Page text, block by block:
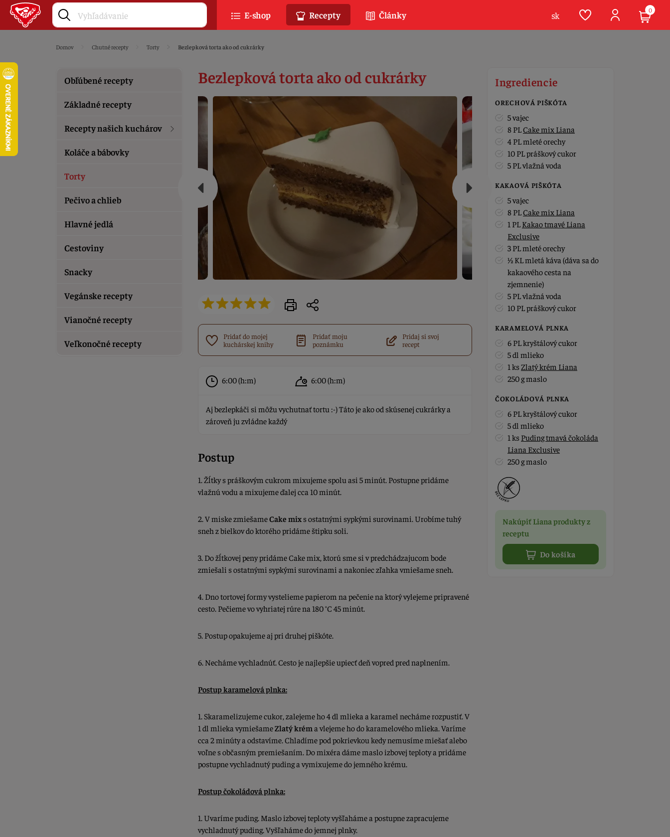
Domov Chutné recepty Torty Bezlepková torta ako od cukrárky
Obľúbené recepty
Základné recepty
Recepty našich kuchárov
Koláče a bábovky
Torty
Pečivo a chlieb
Hlavné jedlá
Cestoviny
Snacky
Vegánske recepty
Vianočné recepty
Veľkonočné recepty
Bezlepková torta ako od cukrárky
Pridať do mojej
kuchárskej knihy
Pridať moju
poznámku
Pridaj si svoj
recept
6:00(h:m) 6:00(h:m)
Aj bezlepkáči si môžu vychutnať tortu :-) Táto je ako od skúsenej cukrárky a
zároveň ju zvládne každý
Postup
1. Žĺtky s práškovým cukrom mixujeme spolu asi 5 minút. Postupne pridáme
vlažnú vodu a mixujeme ďalej cca 10 minút.
2. V miske zmiešameCake mix s ostatnými sypkými surovinami. Urobíme tuhý
sneh z bielkov do ktorého pridáme štipku soli.
3. Do žĺtkovej peny pridáme Cake mix, ktorú sme si v predchádzajucom bode
zmiešali s ostatnými sypkými surovinami a nakoniec zľahka vmiešame sneh.
4. Dno tortovej formy vystelieme papierom na pečenie na ktorý vylejeme pripravené
cesto. Pečieme vo vyhriatej rúre na 180 °C 45 minút.
5. Postup opakujeme aj pri druhej piškóte.
6. Necháme vychladnúť. Cesto je najlepšie upiecť deň vopred pred naplnením.
Postup karamelová plnka:
1. Skaramelizujeme cukor, zalejeme ho 4 dl mlieka a karamel necháme rozpustiť. V
1 dl mlieka vymiešameZlatý krém a vlejeme ho do karamelového mlieka. Varíme
cca 2 minúty a odstavíme. Chladíme pod pokrievkou kedy nemusíme miešať alebo
voľne s občasným premiešaním. Do mixéra dáme maslo izbovej teploty a pridáme
postupne vychladnutý puding a vymixujeme do jemného krému.
Postup čokoládová plnka:
1. Uvaríme puding. Maslo izbovej teploty vyšľaháme a postupne zapracujeme
vychladnutý puding. Vyšľaháme do jemnej plnky.
Ingrediencie
ORECHOVÁ PIŠKÓTA
5 vajec
8 PLCake mix Liana
4 PL mleté orechy
10 PL práškový cukor
5 PL vlažná voda
KAKAOVÁ PIŠKÓTA
5 vajec
8 PLCake mix Liana
1 PL Kakao tmavé Liana
Exclusive
3 PL mleté orechy
½ KL mletá káva (dáva sa do
kakaového cesta na
zjemnenie)
5 PL vlažná voda
10 PL práškový cukor
KARAMELOVÁ PLNKA
6 PL kryštálový cukor
5 dl mlieko
1 ksZlatý krém Liana
250 g maslo
ČOKOLÁDOVÁ PLNKA
6 PL kryštálový cukor
5 dl mlieko
1 ks Puding tmavá čokoláda
Liana Exclusive
250 g maslo
Nakúpiť Liana produkty z
receptu
Do košíka
E-shop Recepty Články sk 0